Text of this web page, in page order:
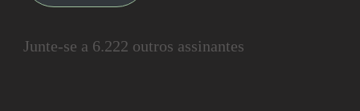
Junte-se a 6.222 outros assinantes